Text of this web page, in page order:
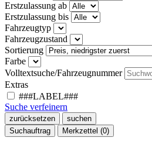
Erstzulassung ab
Erstzulassung bis
Fahrzeugtyp
Fahrzeugzustand
Sortierung
Farbe
Volltextsuche/Fahrzeugnummer
Extras
###LABEL###
Suche verfeinern
zurücksetzen
suchen
Suchauftrag
Merkzettel (0)